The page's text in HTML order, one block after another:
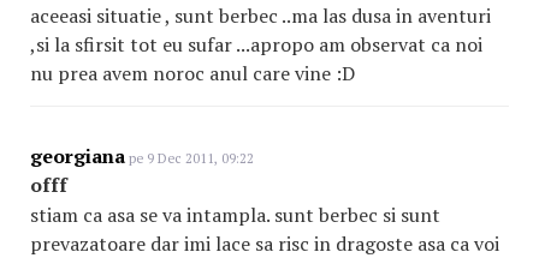
aceeasi situatie , sunt berbec ..ma las dusa in aventuri
,si la sfirsit tot eu sufar ...apropo am observat ca noi
nu prea avem noroc anul care vine :D
georgiana pe 9 Dec 2011, 09:22
offf
stiam ca asa se va intampla. sunt berbec si sunt
prevazatoare dar imi lace sa risc in dragoste asa ca voi